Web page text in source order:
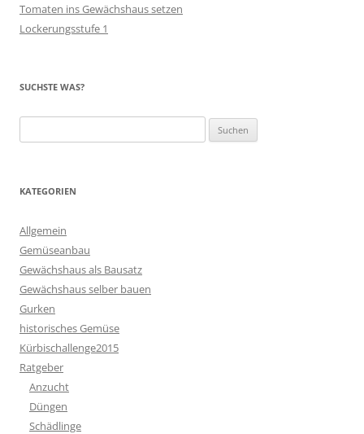
Tomaten ins Gewächshaus setzen
Lockerungsstufe 1
SUCHSTE WAS?
nach:
KATEGORIEN
Allgemein
Gemüseanbau
Gewächshaus als Bausatz
Gewächshaus selber bauen
Gurken
historisches Gemüse
Kürbischallenge2015
Ratgeber
Anzucht
Düngen
Schädlinge